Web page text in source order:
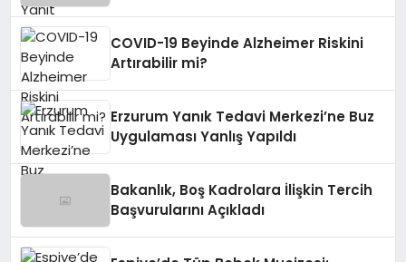
COVID-19 Beyinde Alzheimer Riskini
Artırabilir mi?
Erzurum Yanık Tedavi Merkezi’ne Buz
Uygulaması Yanlış Yapıldı
Bakanlık, Boş Kadrolara İlişkin Tercih
Başvurularını Açıkladı